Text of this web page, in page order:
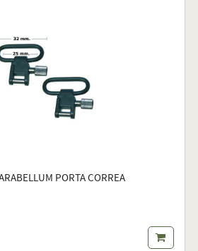
PORTA CORREA